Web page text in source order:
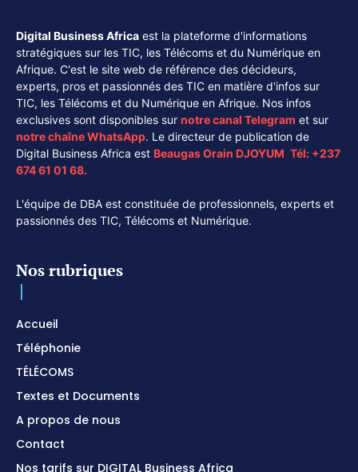
Digital Business Africa est la plateforme d'informations
stratégiques sur les TIC, les Télécoms et du Numérique en
Afrique. C'est le site web de référence des décideurs,
experts, pros et passionnés des TIC en matière d'infos sur
TIC, les Télécoms et du Numérique en Afrique. Nos infos
exclusives sont disponibles sur notre canal Telegram et sur
notre chaîneWhatsApp. Le directeur de publication de
Digital Business Africa est Beaugas Orain DJOYUM. Tél: +237
674 61 01 68.
L'équipe de DBA est constituée de professionnels, experts et
passionnés des TIC, Télécoms et Numérique.
Nos rubriques
Accueil
Téléphonie
TÉLÉCOMS
Textes et Documents
A propos de nous
Contact
Nos tarifs sur DIGITAL Business Africa